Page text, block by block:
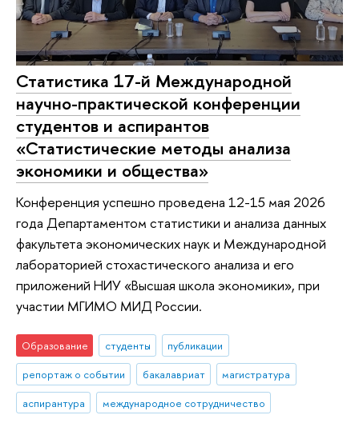
Статистика 17-й Международной
научно-практической конференции
студентов и аспирантов
«Статистические методы анализа
экономики и общества»
Конференция успешно проведена 12-15 мая 2026
года Департаментом статистики и анализа данных
факультета экономических наук и Международной
лабораторией стохастического анализа и его
приложений НИУ «Высшая школа экономики», при
участии МГИМО МИД России.
Образование студенты
публикации
репортаж о событии
бакалавриат
магистратура
аспирантура
международное сотрудничество